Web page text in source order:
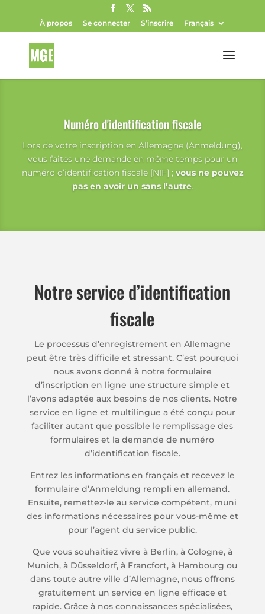
À propos Se connecter S’inscrire Français
Numéro d'identification fiscale
Lors de votre inscription en Allemagne (Anmeldung),
vous faites une demande en même temps pour un
numéro d’identification fiscale [NIF] ; vous ne pouvez
pas en avoir un sans l’autre.
Notre service d’identification
fiscale
Le processus d’enregistrement en Allemagne
peut être très difficile et stressant. C’est pourquoi
nous avons donné à notre formulaire
d’inscription en ligne une structure simple et
l’avons adaptée aux besoins de nos clients. Notre
service en ligne et multilingue a été conçu pour
faciliter autant que possible le remplissage des
formulaires et la demande de numéro
d’identification fiscale.
Entrez les informations en français et recevez le
formulaire d’Anmeldung rempli en allemand.
Ensuite, remettez-le au service compétent, muni
des informations nécessaires pour vous-même et
pour l’agent du service public.
Que vous souhaitiez vivre à Berlin, à Cologne, à
Munich, à Düsseldorf, à Francfort, à Hambourg ou
dans toute autre ville d’Allemagne, nous offrons
gratuitement un service en ligne efficace et
rapide. Grâce à nos connaissances spécialisées,